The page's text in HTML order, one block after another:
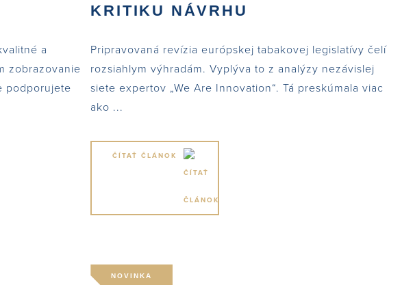
a
zobrazovanie
podporujete
KRITIKU NÁVRHU
Pripravovaná revízia európskej tabakovej legislatívy čelí
rozsiahlym výhradám. Vyplýva to z analýzy nezávislej
siete expertov „We Are Innovation“. Tá preskúmala viac
ako ...
ČÍTAŤ ČLÁNOK
NOVINKA